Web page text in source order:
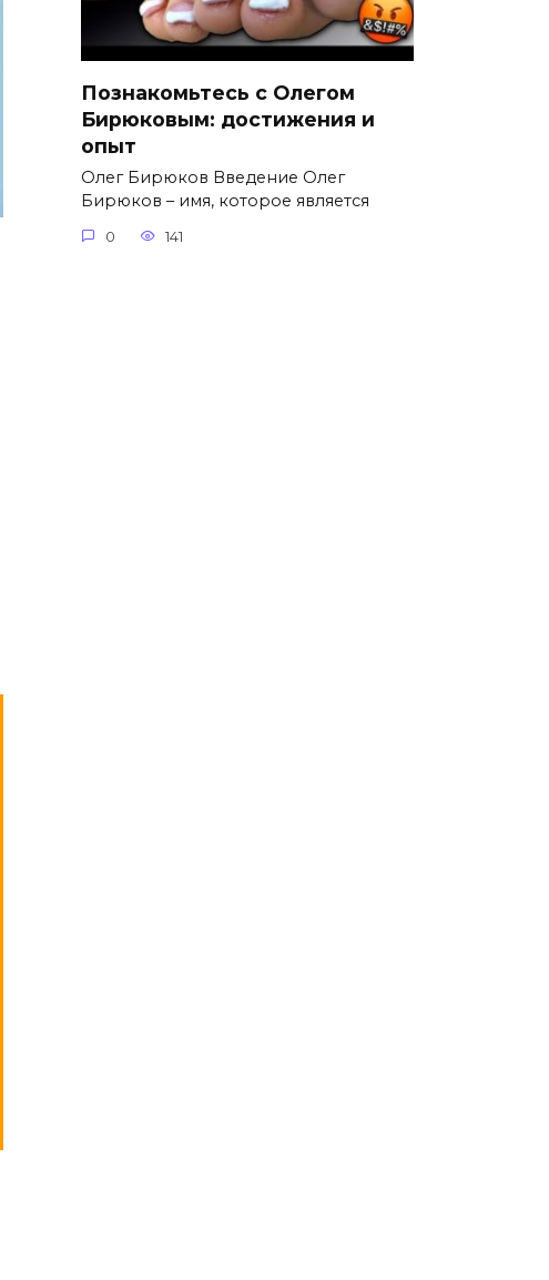
Познакомьтесь с Олегом
Бирюковым: достижения и
опыт
Олег Бирюков Введение Олег
Бирюков – имя, которое является
0 141